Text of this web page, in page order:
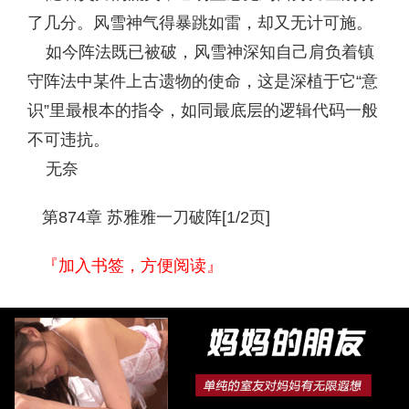
了几分。风雪神气得暴跳如雷，却又无计可施。
如今阵法既已被破，风雪神深知自己肩负着镇
守阵法中某件上古遗物的使命，这是深植于它“意
识”里最根本的指令，如同最底层的逻辑代码一般
不可违抗。
无奈
第874章 苏雅雅一刀破阵[1/2页]
『加入书签，方便阅读』